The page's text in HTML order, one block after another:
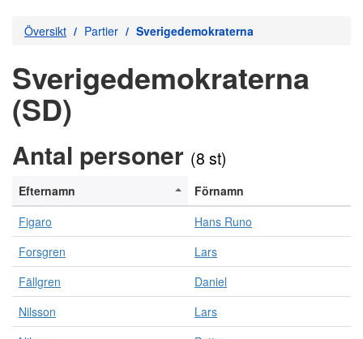
Översikt Partier Sverigedemokraterna
Sverigedemokraterna
(SD)
Antal personer (8 st)
Efternamn
Förnamn
Figaro
Hans Runo
Forsgren
Lars
Fällgren
Daniel
Nilsson
Lars